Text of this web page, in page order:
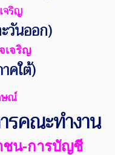
จริญ
วันออก)
เจริญ
คใต้)
ษณ์
รคณะทำงาน
ชน-การบัญชี